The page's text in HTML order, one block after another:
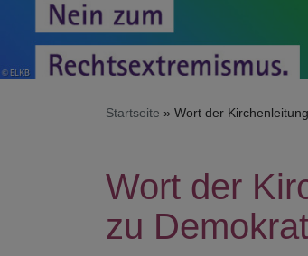
Startseite Wort der
Wort der
zu